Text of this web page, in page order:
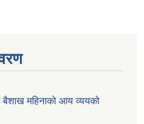
महिनाको आय व्ययको